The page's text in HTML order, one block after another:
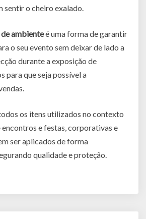
sentir o cheiro exalado.
ambienteé uma forma de garantir
o seu evento sem deixar de lado a
durante a exposição de
para que seja possível a
os itens utilizados no contexto
encontros e festas, corporativas e
ser aplicados de forma
qualidade e proteção.